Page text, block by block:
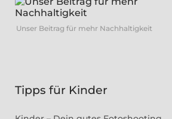
Unser Beitrag für mehr Nachhaltigkeit
Tipps für Kinder